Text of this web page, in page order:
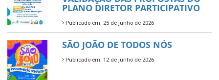
PLANO DIRETOR PARTICIPATIVO
Publicado em: 25 de junho de 2026
SÃO JOÃO DE TODOS NÓS
Publicado em: 12 de junho de 2026